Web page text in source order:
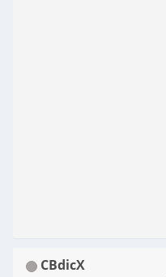
CBdicX